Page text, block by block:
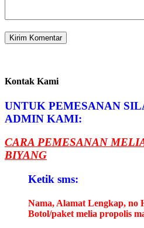
Kontak Kami
UNTUK PEMESANAN
ADMIN KAMI:
CARA PEMESANAN
BIYANG
Ketik sms:
Nama, Alamat Lengkap, no
Botol/paket melia propolis